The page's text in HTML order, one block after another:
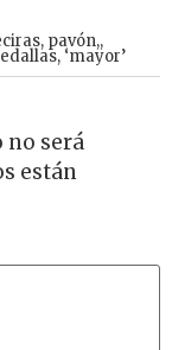
, pavón,,
, ‘mayor’
no será
están